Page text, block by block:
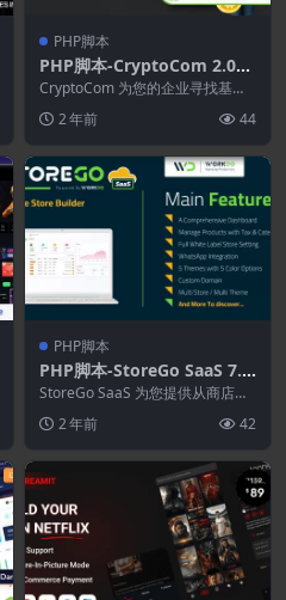
PHP脚本
PHP脚本-CryptoCom 2.0–
基于加密的电子商务购物平台
CryptoCom 为您的企业寻找基于
地方了。无需...
2 年前 44
PHP脚本
PHP脚本-StoreGo SaaS 7.1
–在线商店构建器
StoreGo SaaS 为您提供从商店后
2 年前 42